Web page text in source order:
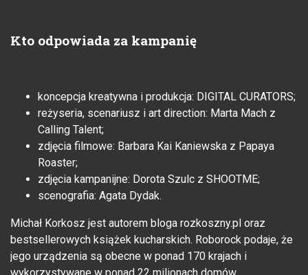
Kto odpowiada za kampanię
koncepcja kreatywna i produkcja: DIGITAL CURATORS;
reżyseria, scenariusz i art direction: Marta Mach z
Calling Talent;
zdjęcia filmowe: Barbara Kai Kaniewska z Papaya
Roaster;
zdjęcia kampanijne: Dorota Szulc z SHOOTME;
scenografia: Agata Dydak.
Michał Korkosz jest autorem bloga rozkoszny.pl oraz
bestsellerowych książek kucharskich. Roborock podaje, że
jego urządzenia są obecne w ponad 170 krajach i